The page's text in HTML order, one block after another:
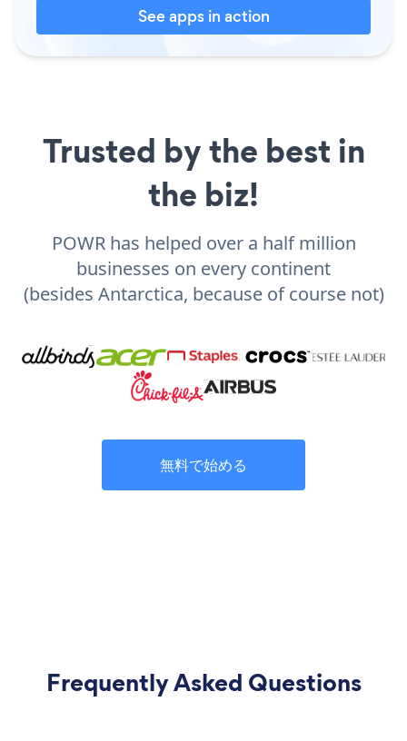
See apps in action
Trusted by the best in
the biz!
POWR has helped over a half million
businesses on every continent
(besides Antarctica, because of course not)
無料で始める
Frequently Asked Questions